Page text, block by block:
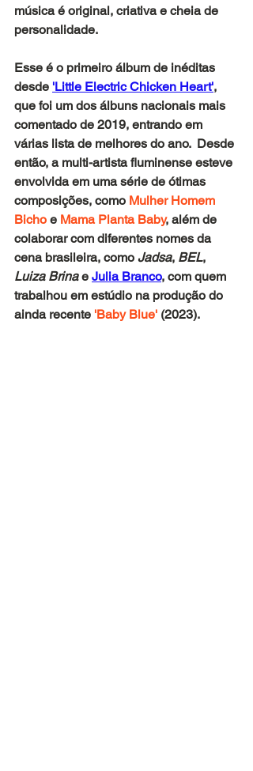
música é original, criativa e cheia de
personalidade.
Esse é o primeiro álbum de inéditas
desde 'Little Electric Chicken Heart',
que foi um dos álbuns nacionais mais
comentado de 2019, entrando em
várias lista de melhores do ano.  Desde
então, a multi-artista fluminense esteve
envolvida em uma série de ótimas
composições, como Mulher Homem
Bicho e Mama Planta Baby, além de
colaborar com diferentes nomes da
cena brasileira, como Jadsa, BEL,
Luiza Brina e Julia Branco, com quem
trabalhou em estúdio na produção do
ainda recente 'Baby Blue' (2023).